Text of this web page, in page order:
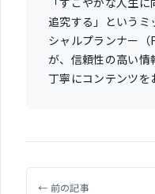
追究する」というミ
シャルプランナー
が、信頼性の高い情
丁寧にコンテンツを
← 前の記事